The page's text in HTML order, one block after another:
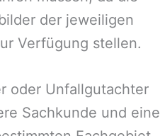
der jeweiligen
Verfügung stellen.
oder Unfallgutachter
Sachkunde und eine